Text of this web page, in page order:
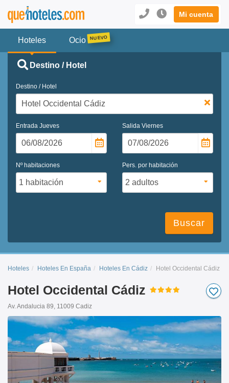
Mi cuenta
Hoteles Ocio
Destino / Hotel
Destino / Hotel
Entrada Jueves Salida Viernes
Nº habitaciones Pers. por habitación
Buscar
Hoteles Hoteles En España Hoteles En Cádiz Hotel Occidental Cádiz
Hotel Occidental Cádiz
Av. Andalucia 89, 11009 Cadiz